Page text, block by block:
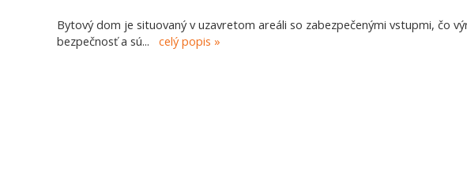
Bytový dom je situovaný v uzavretom areáli so zabezpečenými vstupmi, čo
bezpečnosť a sú... celý popis